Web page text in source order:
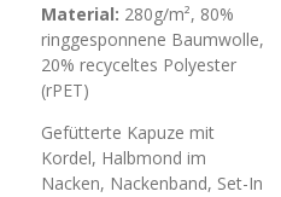
Material: 280g/m², 80%
ringgesponnene Baumwolle,
20% recyceltes Polyester
(rPET)
Gefütterte Kapuze mit
Kordel, Halbmond im
Nacken, Nackenband, Set-In